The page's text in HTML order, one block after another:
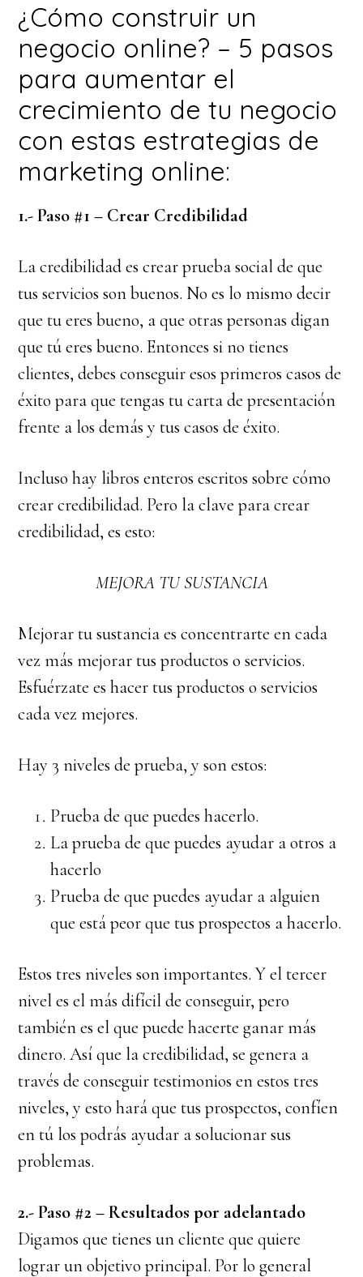
¿Cómo construir un
negocio online? – 5 pasos
para aumentar el
crecimiento de tu negocio
con estas estrategias de
marketing online:
1.- Paso #1 – Crear Credibilidad
La credibilidad es crear prueba social de que
tus servicios son buenos. No es lo mismo decir
que tu eres bueno, a que otras personas digan
que tú eres bueno. Entonces si no tienes
clientes, debes conseguir esos primeros casos de
éxito para que tengas tu carta de presentación
frente a los demás y tus casos de éxito.
Incluso hay libros enteros escritos sobre cómo
crear credibilidad. Pero la clave para crear
credibilidad, es esto:
MEJORA TU SUSTANCIA
Mejorar tu sustancia es concentrarte en cada
vez más mejorar tus productos o servicios.
Esfuérzate es hacer tus productos o servicios
cada vez mejores.
Hay 3 niveles de prueba, y son estos:
Prueba de que puedes hacerlo.
La prueba de que puedes ayudar a otros a
hacerlo
Prueba de que puedes ayudar a alguien
que está peor que tus prospectos a hacerlo.
Estos tres niveles son importantes. Y el tercer
nivel es el más difícil de conseguir, pero
también es el que puede hacerte ganar más
dinero. Así que la credibilidad, se genera a
través de conseguir testimonios en estos tres
niveles, y esto hará que tus prospectos, confíen
en tú los podrás ayudar a solucionar sus
problemas.
2.- Paso #2 – Resultados por adelantado
Digamos que tienes un cliente que quiere
lograr un objetivo principal. Por lo general